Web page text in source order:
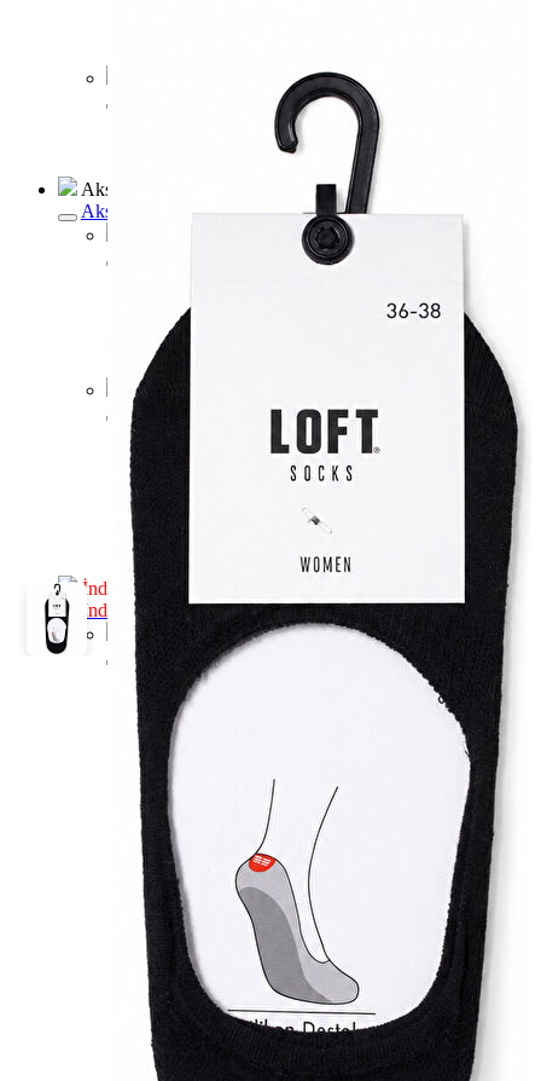
Aksesuar
Aksesuar
Eldiven
Kemer
Parfüm
Erkek Aksesuar
Erkek Aksesuar
Boxer
Cüzdan
İndirimdekiler
İndirimdekiler
Kadın
Kadın
Ceket
Hırka
Kaban
Kazak
Mont
Pantolon
Sweatshırt
Gömlek
T-shirt
Elbise
Etek
Atlet
Tayt
Tulum
Bluz
Eşofman Altı
Şort
Yelek
Yağmurluk